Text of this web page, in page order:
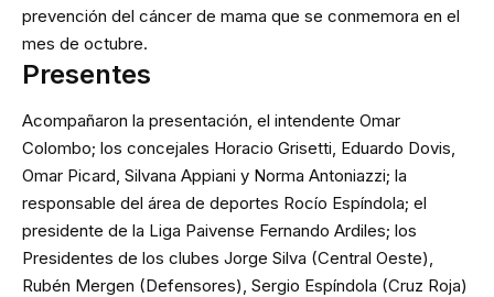
prevención del cáncer de mama que se conmemora en el
mes de octubre.
Presentes
Acompañaron la presentación, el intendente Omar
Colombo; los concejales Horacio Grisetti, Eduardo Dovis,
Omar Picard, Silvana Appiani y Norma Antoniazzi; la
responsable del área de deportes Rocío Espíndola; el
presidente de la Liga Paivense Fernando Ardiles; los
Presidentes de los clubes Jorge Silva (Central Oeste),
Rubén Mergen (Defensores), Sergio Espíndola (Cruz Roja)